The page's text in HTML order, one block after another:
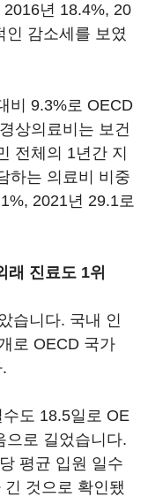
년 18.4%, 20
인 감소세를 보였
비 9.3%로 OECD
상의료비는 보건
전체의 1년간 지
하는 의료비 비중
2021년 29.1로
진료도 1위
습니다. 국내 인
로 OECD 국가
도 18.5일로 OE
으로 길었습니다.
평균 입원 일수
것으로 확인됐